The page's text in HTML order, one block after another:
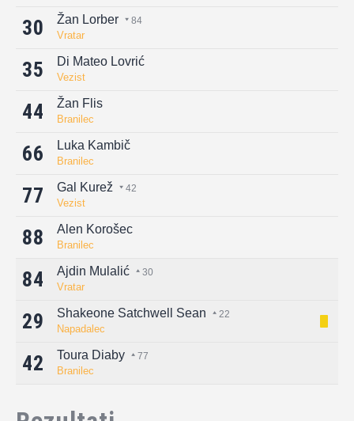
30 Žan Lorber 84
Vratar
35 Di Mateo Lovrić
Vezist
44 Žan Flis
Branilec
66 Luka Kambič
Branilec
77 Gal Kurež 42
Vezist
88 Alen Korošec
Branilec
84 Ajdin Mulalić 30
Vratar
29 Shakeone Satchwell Sean 22
Napadalec
42 Toura Diaby 77
Branilec